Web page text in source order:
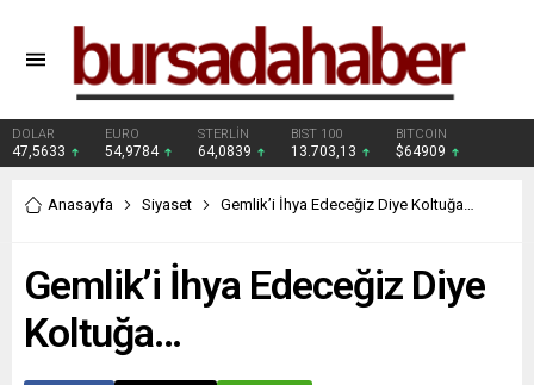
DOLAR
47,5633
EURO
54,9784
STERLİN
64,0839
BIST 100
13.703,13
BITCOIN
$64909
Anasayfa Siyaset Gemlik’i İhya Edeceğiz Diye Koltuğa…
Gemlik’i İhya Edeceğiz Diye
Koltuğa…